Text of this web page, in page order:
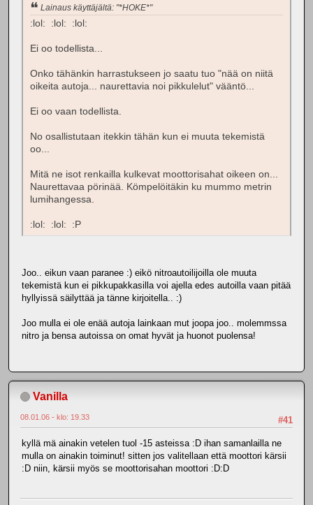
Lainaus käyttäjältä: "*HOKE*"
:lol: :lol: :lol:
Ei oo todellista...
Onko tähänkin harrastukseen jo saatu tuo "nää on niitä
oikeita autoja... naurettavia noi pikkulelut" vääntö...
Ei oo vaan todellista.
No osallistutaan itekkin tähän kun ei muuta tekemistä
oo...
Mitä ne isot renkailla kulkevat moottorisahat oikeen on...
Naurettavaa pörinää. Kömpelöitäkin ku mummo metrin
lumihangessa.
:lol: :lol: :P
Joo.. eikun vaan paranee :) eikö nitroautoilijoilla ole muuta
tekemistä kun ei pikkupakkasilla voi ajella edes autoilla vaan pitää
hyllyissä säilyttää ja tänne kirjoitella.. :)
Joo mulla ei ole enää autoja lainkaan mut joopa joo.. molemmssa
nitro ja bensa autoissa on omat hyvät ja huonot puolensa!
Vanilla
#41
08.01.06 - klo: 19.33
kyllä mä ainakin vetelen tuol -15 asteissa :D ihan samanlailla ne
mulla on ainakin toiminut! sitten jos valitellaan että moottori kärsii
:D niin, kärsii myös se moottorisahan moottori :D:D